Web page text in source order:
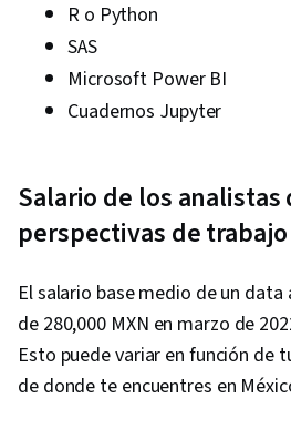
literacy, Google
Solving, Analysis,
Expectation
Unstructured Data,
Import/Export,
Formulas, Data
Query Languages,
Management,
Communication,
R o Python
SAS
Microsoft Power BI
Cuadernos Jupyter
Salario de los analistas
perspectivas de trabajo
El salario base medio de un data
de 280,000 MXN en marzo de
Esto puede variar en función de
de donde te encuentres en